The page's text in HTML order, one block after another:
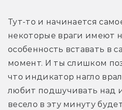
Тут-то и начинается
некоторые враги имеют
особенность вставать в
момент. И ты слишком
что индикатор нагло
любит подшучивать над
весело в эту минуту